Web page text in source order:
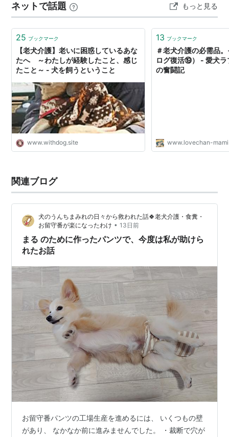
れ」 これらが引っかかったのかもしれません。 そして突
然の 「アカウント永…
ネットで話題 もっと見る
25 ブックマーク
【老犬介護】老いに困惑しているあな
たへ ～わたしが経験したこと、感じ
たこと～ - 犬を飼うということ
www.withdog.site
13 ブックマーク
＃老犬介護の必需品
ログ復活⑲） - 愛犬ラ
の奮闘記
www.lovechan-
関連ブログ
犬のうんちまみれの日々から救われた話🍀老犬介護・食糞・
お留守番が楽になったわけ • 13日前
まる のために作ったパンツで、今度は私が助けら
れたお話
お留守番パンツの工場生産を進めるには、 いくつもの壁
があり、 なかなか前に進みませんでした。 ・裁断で穴が